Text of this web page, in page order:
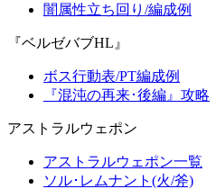
闇属性立ち回り/編成例
『ベルゼバブHL』
ボス行動表/PT編成例
『混沌の再来･後編』攻略
アストラルウェポン
アストラルウェポン一覧
ソル･レムナント(火/斧)